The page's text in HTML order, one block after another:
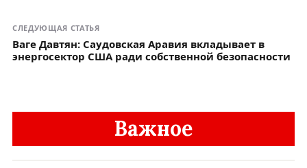
СЛЕДУЮЩАЯ СТАТЬЯ
Ваге Давтян: Саудовская Аравия вкладывает в
энергосектор США ради собственной безопасности
Важное